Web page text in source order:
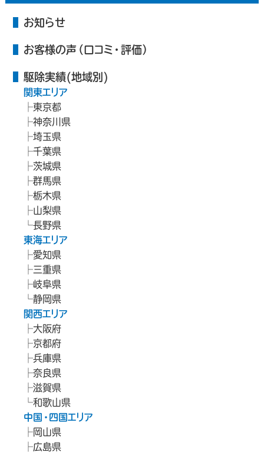
お知らせ
お客様の声（口コミ・評価）
駆除実績(地域別)
関東エリア
東京都
神奈川県
埼玉県
千葉県
茨城県
群馬県
栃木県
山梨県
長野県
東海エリア
愛知県
三重県
岐阜県
静岡県
関西エリア
大阪府
京都府
兵庫県
奈良県
滋賀県
和歌山県
中国・四国エリア
岡山県
広島県